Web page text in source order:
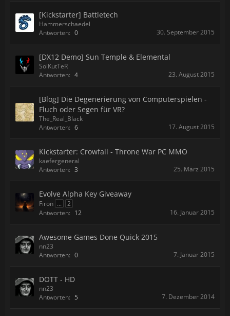
[Kickstarter] Battletech
Hammerschaedel
Antworten: 0 30. September 2015
[DX12 Demo] Sun Temple & Elemental
SolKutTeR
Antworten: 4 23. August 2015
[Blog] Die Degenerierung von Computerspielen -
Fluch oder Segen für VR?
The_Real_Black
Antworten: 6 17. August 2015
Kickstarter: Crowfall - Throne War PC MMO
kaefergeneral
Antworten: 3 25. März 2015
Evolve Alpha Key Giveaway
Firon ...
2
Antworten: 12 16. Januar 2015
Awesome Games Done Quick 2015
nn23
Antworten: 0 7. Januar 2015
DOTT - HD
nn23
Antworten: 5 7. Dezember 2014